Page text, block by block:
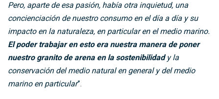
Pero, aparte de esa pasión, había otra inquietud, una
concienciación de nuestro consumo en el día a día y su
impacto en la naturaleza, en particular en el medio marino.
El poder trabajar en esto era nuestra manera de poner
nuestro granito de arena en la sostenibilidady la
conservación del medio natural en general y del medio
marino en particular”.